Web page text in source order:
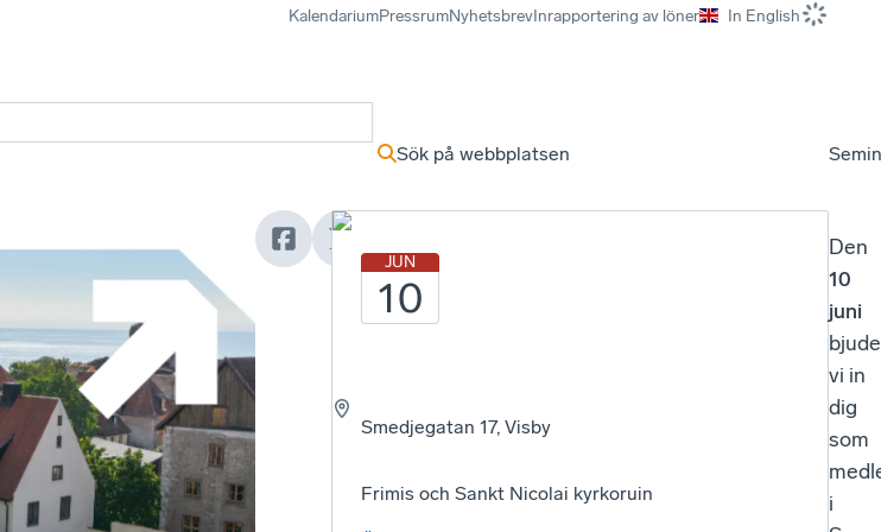
KalendariumPressrumNyhetsbrevInrapportering av löner In English
Sök på webbplatsen
JUN
10
Smedjegatan 17, Visby
Frimis och Sankt Nicolai kyrkoruin
Den
10
juni
vi in
dig
som
i